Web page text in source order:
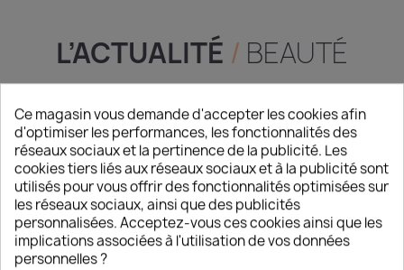
L’ACTUALITÉ / BEAUTÉ
Ce magasin vous demande d'accepter les cookies afin
d'optimiser les performances, les fonctionnalités des
réseaux sociaux et la pertinence de la publicité. Les
cookies tiers liés aux réseaux sociaux et à la publicité sont
utilisés pour vous offrir des fonctionnalités optimisées sur
les réseaux sociaux, ainsi que des publicités
personnalisées. Acceptez-vous ces cookies ainsi que les
implications associées à l'utilisation de vos données
personnelles ?